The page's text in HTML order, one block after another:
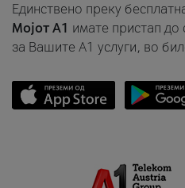
Единствено преку
Мојот A1 имате пристап
за Вашите A1 услуги, во